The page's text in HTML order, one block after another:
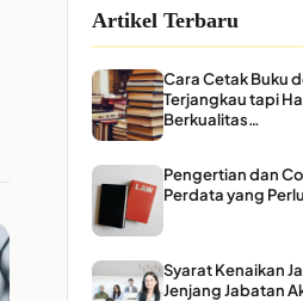
Artikel Terbaru
Cara Cetak Buku
Terjangkau tapi
Berkualitas…
Pengertian dan
Perdata yang
Syarat Kenaikan
Jenjang Jabatan